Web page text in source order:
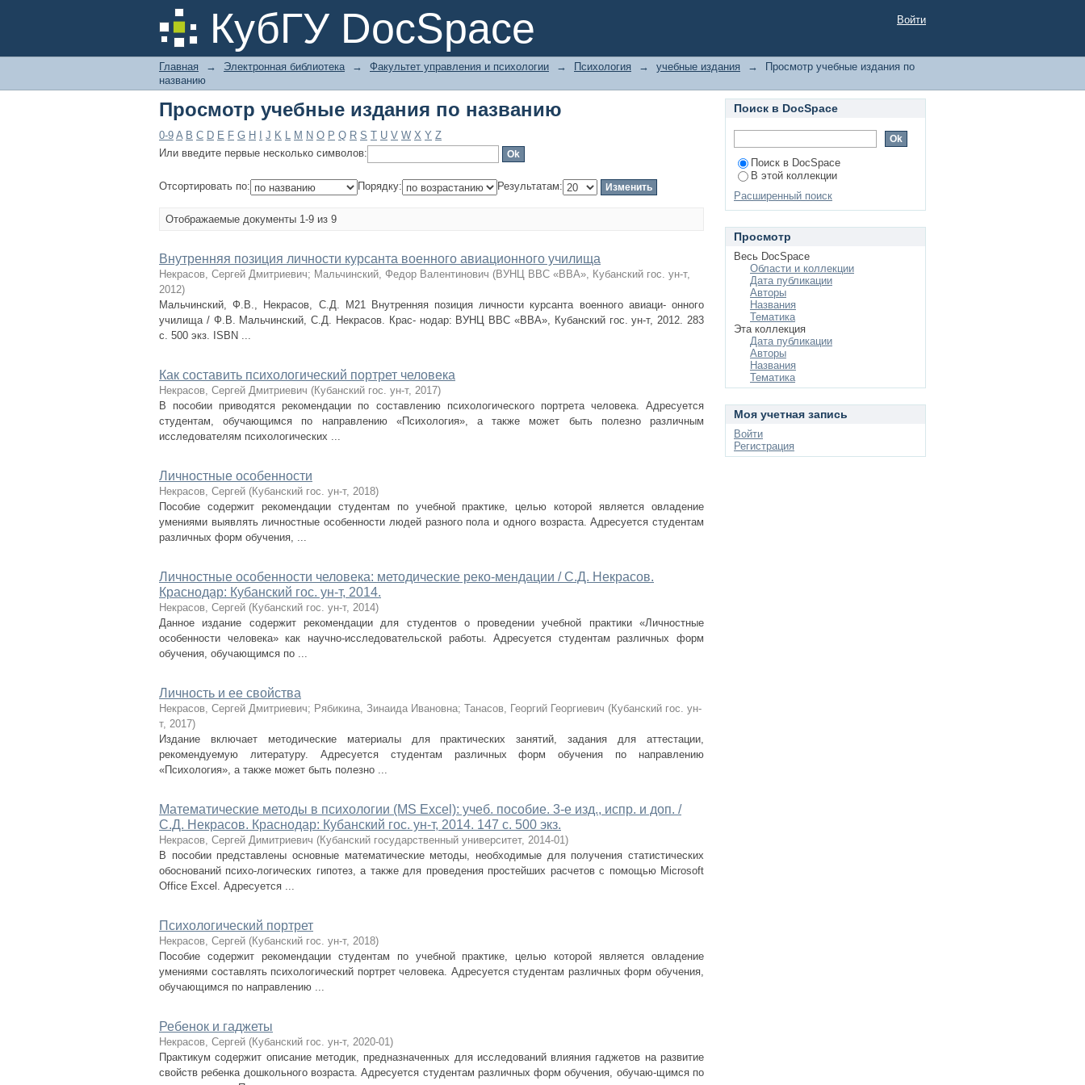
КубГУ DocSpace
Просмотр учебные издания по названию Войти
Главная → Электронная библиотека → Факультет управления и психологии → Психология → учебные издания →
Просмотр учебные издания по
названию
Просмотр учебные издания по названию
0-9 A B C D E F G H J K L M N O P Q R S T U V W X Y Z
Или введите первые несколько символов:
Отсортировать по: Порядку: Результатам:
Отображаемые документы 1-9 из 9
Внутренняя позиция личности курсанта военного авиационного училища
Некрасов, Сергей Дмитриевич; Мальчинский, Федор Валентинович (ВУНЦ ВВС «ВВА», Кубанский гос. ун-т,
2012)
Мальчинский, Ф.В., Некрасов, С.Д. М21 Внутренняя позиция личности курсанта военного авиаци- онного
училища / Ф.В. Мальчинский, С.Д. Некрасов. Крас- нодар: ВУНЦ ВВС «ВВА», Кубанский гос. ун-т, 2012. 283
с. 500 экз. ISBN ...
Как составить психологический портрет человека
Некрасов, Сергей Дмитриевич (Кубанский гос. ун-т, 2017)
В пособии приводятся рекомендации по составлению психологического портрета человека. Адресуется
студентам, обучающимся по направлению «Психология», а также может быть полезно различным
исследователям психологических ...
Личностные особенности
Некрасов, Сергей (Кубанский гос. ун-т, 2018)
Пособие содержит рекомендации студентам по учебной практике, целью которой является овладение
умениями выявлять личностные особенности людей разного пола и одного возраста. Адресуется студентам
различных форм обучения, ...
Личностные особенности человека: методические реко-мендации / С.Д. Некрасов.
Краснодар: Кубанский гос. ун-т, 2014.
Некрасов, Сергей (Кубанский гос. ун-т, 2014)
Данное издание содержит рекомендации для студентов о проведении учебной практики «Личностные
особенности человека» как научно-исследовательской работы. Адресуется студентам различных форм
обучения, обучающимся по ...
Личность и ее свойства
Некрасов, Сергей Дмитриевич; Рябикина, Зинаида Ивановна; Танасов, Георгий Георгиевич (Кубанский гос. ун-
т, 2017)
Издание включает методические материалы для практических занятий, задания для аттестации,
рекомендуемую литературу. Адресуется студентам различных форм обучения по направлению
«Психология», а также может быть полезно ...
Математические методы в психологии (MS Excel): учеб. пособие. 3-е изд., испр. и доп. /
С.Д. Некрасов. Краснодар: Кубанский гос. ун-т, 2014. 147 с. 500 экз.
Некрасов, Сергей Димитриевич (Кубанский государственный университет, 2014-01)
В пособии представлены основные математические методы, необходимые для получения статистических
обоснований психо-логических гипотез, а также для проведения простейших расчетов с помощью Microsoft
Office Excel. Адресуется ...
Психологический портрет
Некрасов, Сергей (Кубанский гос. ун-т, 2018)
Пособие содержит рекомендации студентам по учебной практике, целью которой является овладение
умениями составлять психологический портрет человека. Адресуется студентам различных форм обучения,
обучающимся по направлению ...
Ребенок и гаджеты
Некрасов, Сергей (Кубанский гос. ун-т, 2020-01)
Практикум содержит описание методик, предназначенных для исследований влияния гаджетов на развитие
свойств ребенка дошкольного возраста. Адресуется студентам различных форм обучения, обучаю-щимся по
Поиск в DocSpace
Поиск в DocSpace
В этой коллекции
Расширенный поиск
Просмотр
Весь DocSpace
Области и коллекции
Дата публикации
Авторы
Названия
Тематика
Эта коллекция
Дата публикации
Авторы
Названия
Тематика
Моя учетная запись
Войти
Регистрация